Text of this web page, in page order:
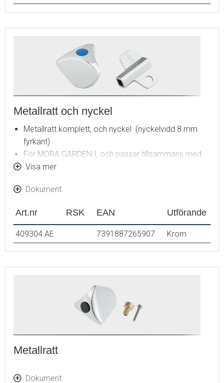
Metallratt och nyckel
Metallratt komplett, och nyckel (nyckelvidd 8 mm
fyrkant)
För MORA GARDEN I, och passar tillsammans med
ventilöverstycke S600234
Visa mer
Dokument
Art.nr RSK EAN Utförande
409304.AE 7391887265907 Krom
Metallratt
Dokument